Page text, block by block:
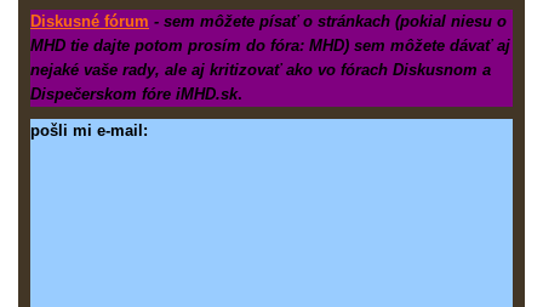
Diskusné fórum - sem môžete písať o stránkach (pokial niesu o
MHD tie dajte potom prosím do fóra: MHD) sem môžete dávať aj
nejaké vaše rady, ale aj kritizovať ako vo fórach Diskusnom a
Dispečerskom fóre iMHD.sk.
pošli mi e-mail: